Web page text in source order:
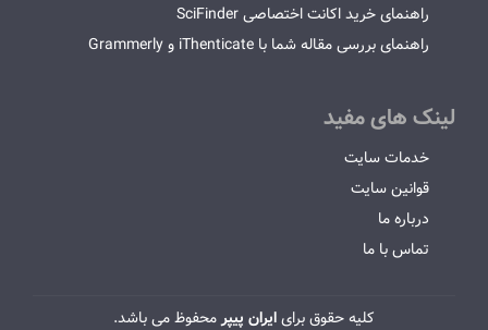
راهنمای خرید اکانت اختصاصی SciFinder
راهنمای بررسی مقاله شما با iThenticate و Grammerly
لینک های مفید
خدمات سایت
قوانین سایت
درباره ما
تماس با ما
کلیه حقوق برایایران پیپرمحفوظ می باشد.